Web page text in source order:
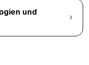
und